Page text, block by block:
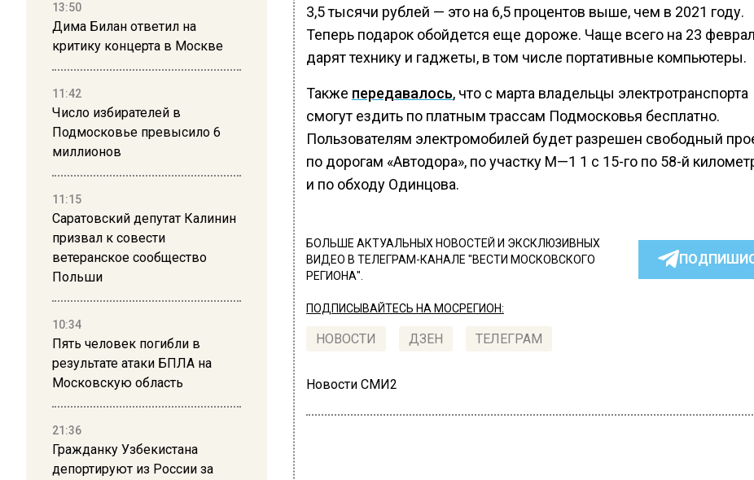
13:50
Дима Билан ответил на
критику концерта в Москве
11:42
Число избирателей в
Подмосковье превысило 6
миллионов
11:15
Саратовский депутат Калинин
призвал к совести
ветеранское сообщество
Польши
10:34
Пять человек погибли в
результате атаки БПЛА на
Московскую область
21:36
Гражданку Узбекистана
депортируют из России за
3,5 тысячи рублей — это на 6,5 процентов выше, чем в 2021 году.
Теперь подарок обойдется еще дороже. Чаще всего на 23
дарят технику и гаджеты, в том числе портативные компьютеры.
Также передавалось, что с марта владельцы электротранспорта
смогут ездить по платным трассам Подмосковья бесплатно.
Пользователям электромобилей будет разрешен свободный
по дорогам «Автодора», по участку М—1 1 с 15-го по 58-й
и по обходу Одинцова.
БОЛЬШЕ АКТУАЛЬНЫХ НОВОСТЕЙ И ЭКСКЛЮЗИВНЫХ
ВИДЕО В ТЕЛЕГРАМ-КАНАЛЕ "ВЕСТИ МОСКОВСКОГО
РЕГИОНА".
ПОДПИСЫВАЙТЕСЬ НА МОСРЕГИОН:
НОВОСТИ ДЗЕН ТЕЛЕГРАМ
Новости СМИ2